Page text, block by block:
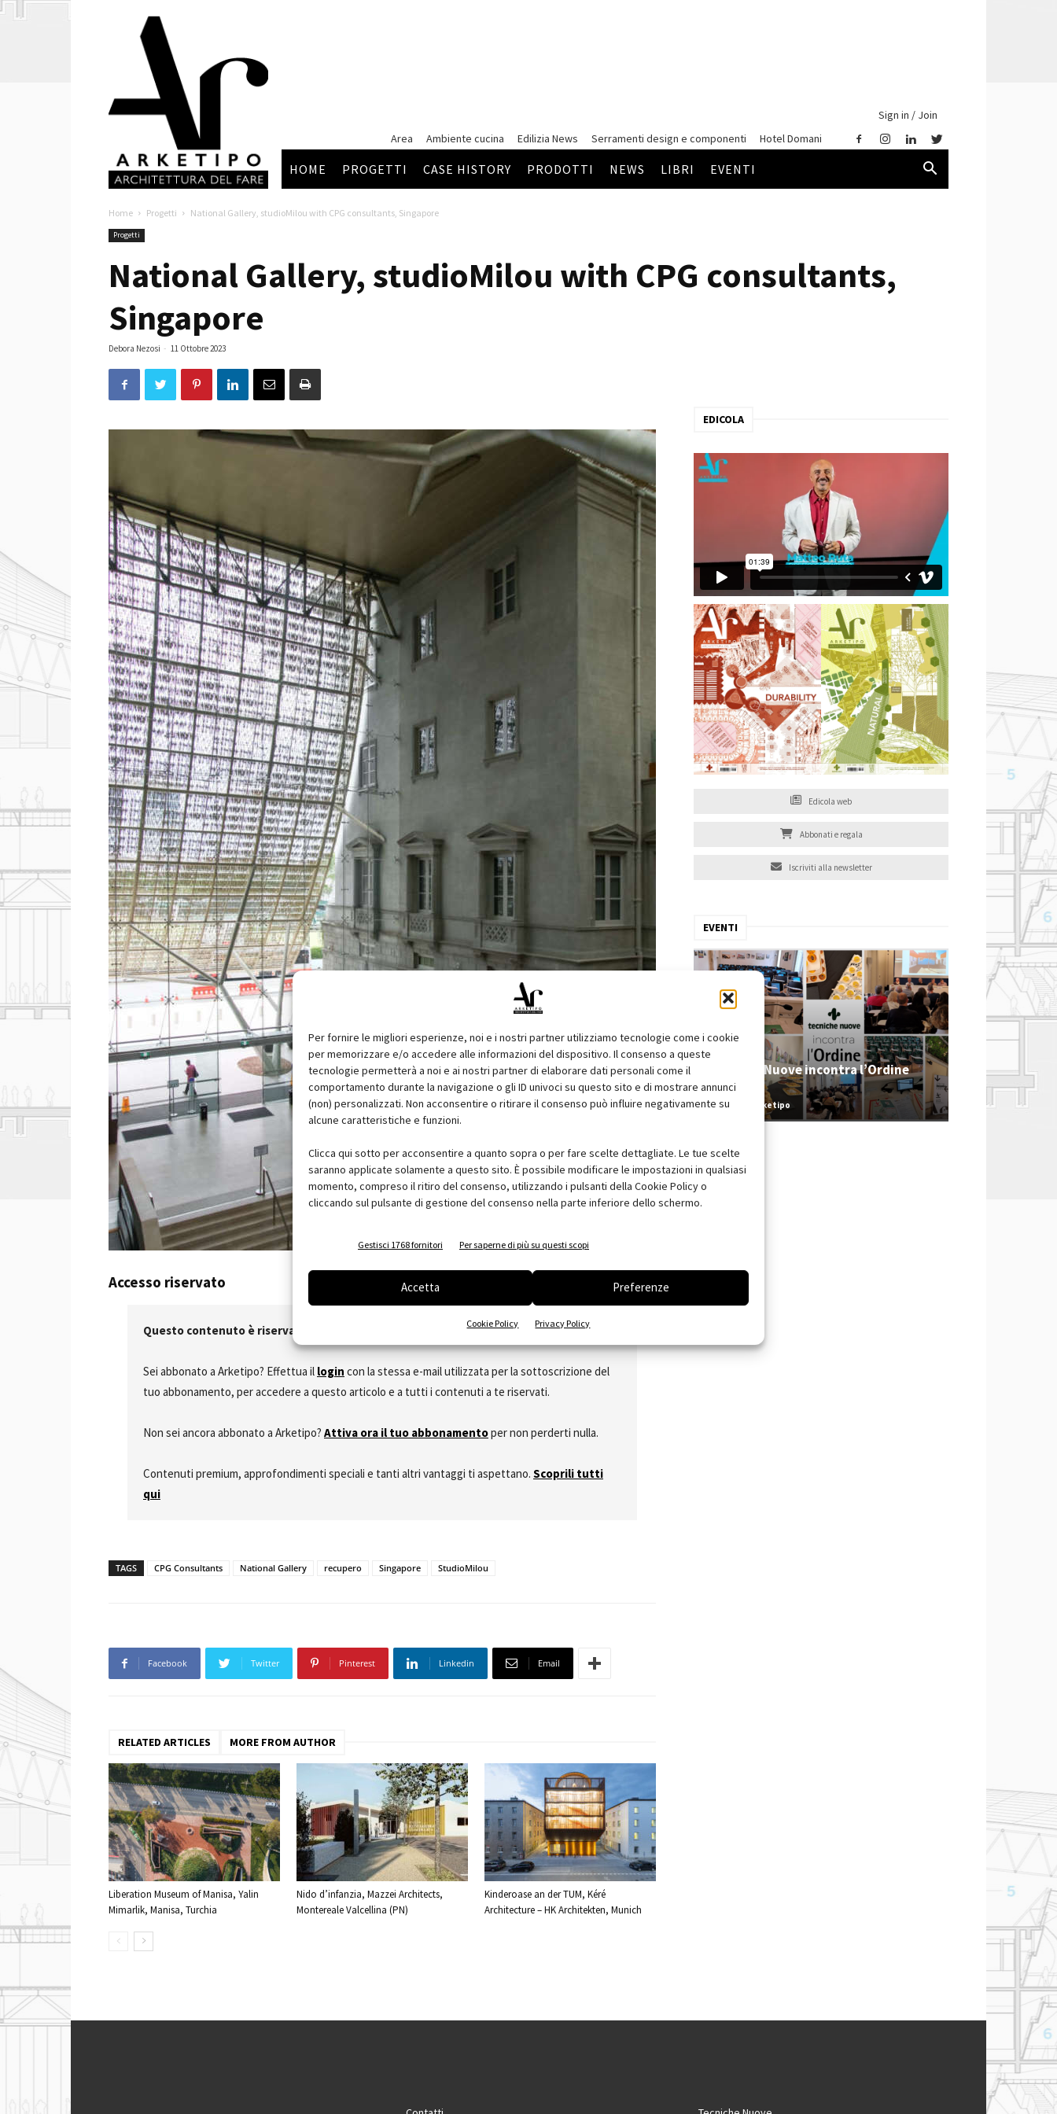
Per fornire le migliori esperienze, noi e i nostri partner utilizziamo tecnologie come i cookie
per memorizzare e/o accedere alle informazioni del dispositivo. Il consenso a queste
tecnologie permetterà a noi e ai nostri partner di elaborare dati personali come il
comportamento durante la navigazione o gli ID univoci su questo sito e di mostrare annunci
(non) personalizzati. Non acconsentire o ritirare il consenso può influire negativamente su
alcune caratteristiche e funzioni.
Clicca qui sotto per acconsentire a quanto sopra o per fare scelte dettagliate. Le tue scelte
saranno applicate solamente a questo sito. È possibile modificare le impostazioni in qualsiasi
momento, compreso il ritiro del consenso, utilizzando i pulsanti della Cookie Policy o
cliccando sul pulsante di gestione del consenso nella parte inferiore dello schermo.
Gestisci 1768 fornitori Per saperne di più su questi scopi
Accetta Preferenze
Cookie Policy Privacy Policy
Arketipo
Sign in / Join
Area
Ambiente cucina Edilizia News Serramenti design e componenti Hotel Domani
HOME PROGETTI CASE HISTORY PRODOTTI NEWS LIBRI EVENTI
Home Progetti National Gallery, studioMilou with CPG consultants, Singapore
Progetti
National Gallery, studioMilou with CPG consultants,
Singapore
Debora Nezosi - 11 Ottobre 2023
Accesso riservato
Questo contenuto è riservato agli abbonati a Arketipo
Sei abbonato a Arketipo? Effettua il login con la stessa e-mail utilizzata per la sottoscrizione del
tuo abbonamento, per accedere a questo articolo e a tutti i contenuti a te riservati.
Non sei ancora abbonato a Arketipo? Attiva ora il tuo abbonamentoper non perderti nulla.
Contenuti premium, approfondimenti speciali e tanti altri vantaggi ti aspettano. Scoprili tutti
qui
TAGS CPG Consultants National Gallery recupero Singapore StudioMilou
Facebook Twitter Pinterest Linkedin Email
RELATED ARTICLES MORE FROM AUTHOR
Liberation Museum of Manisa, Yalin
Mimarlik, Manisa, Turchia
Nido d’infanzia, Mazzei Architects,
Montereale Valcellina (PN)
Kinderoase an der TUM, Kéré
Architecture – HK Architekten, Munich
EDICOLA
Edicola web
Abbonati e regala
Iscriviti alla newsletter
EVENTI
Tecniche Nuove incontra l’Ordine
2026
Redazione Arketipo